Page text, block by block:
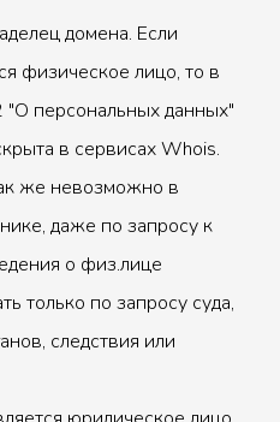
домена. Если
физическое лицо, то в
персональных данных"
в сервисах Whois.
же невозможно в
даже по запросу к
о физ.лице
только по запросу суда,
следствия или